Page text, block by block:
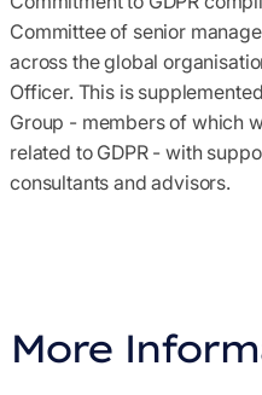
Committee of senior
across the global
Officer. This is
Group - members of which
related to GDPR - with
consultants and advisors.
More